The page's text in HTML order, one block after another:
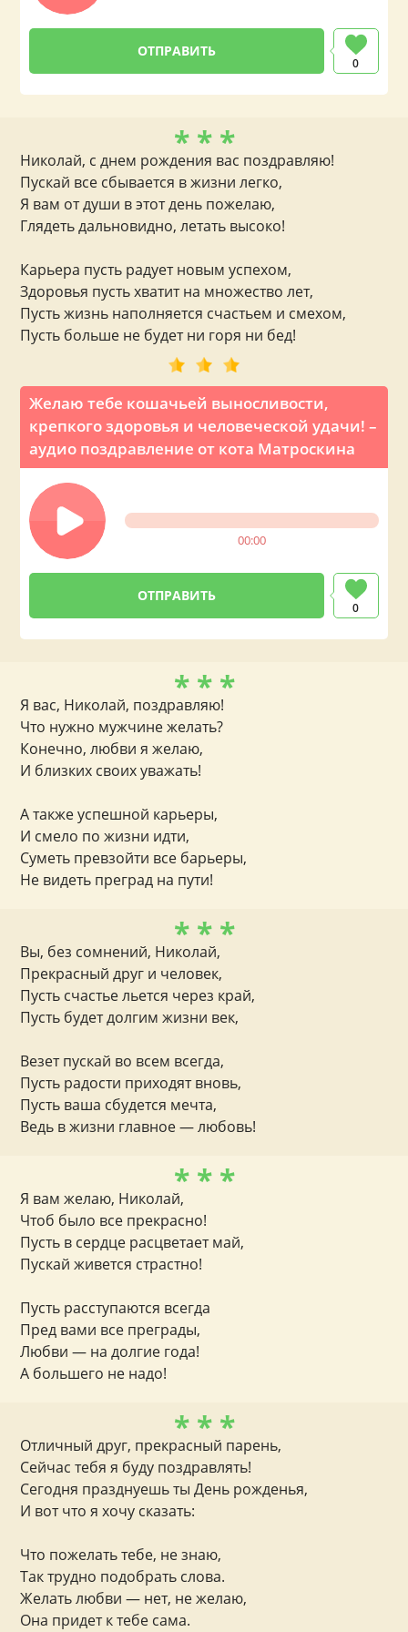
0
Желаю тебе кошачьей выносливости,
крепкого здоровья и человеческой удачи! –
аудио поздравление от кота Матроскина
00:00
0
* * *
Николай, с днем рождения вас поздравляю!
Пускай все сбывается в жизни легко,
Я вам от души в этот день пожелаю,
Глядеть дальновидно, летать высоко!
Карьера пусть радует новым успехом,
Здоровья пусть хватит на множество лет,
Пусть жизнь наполняется счастьем и смехом,
Пусть больше не будет ни горя ни бед!
* * *
Я вас, Николай, поздравляю!
Что нужно мужчине желать?
Конечно, любви я желаю,
И близких своих уважать!
А также успешной карьеры,
И смело по жизни идти,
Суметь превзойти все барьеры,
Не видеть преград на пути!
* * *
Вы, без сомнений, Николай,
Прекрасный друг и человек,
Пусть счастье льется через край,
Пусть будет долгим жизни век,
Везет пускай во всем всегда,
Пусть радости приходят вновь,
Пусть ваша сбудется мечта,
Ведь в жизни главное — любовь!
* * *
Я вам желаю, Николай,
Чтоб было все прекрасно!
Пусть в сердце расцветает май,
Пускай живется страстно!
Пусть расступаются всегда
Пред вами все преграды,
Любви — на долгие года!
А большего не надо!
* * *
Отличный друг, прекрасный парень,
Сейчас тебя я буду поздравлять!
Сегодня празднуешь ты День рожденья,
И вот что я хочу сказать:
Что пожелать тебе, не знаю,
Так трудно подобрать слова.
Желать любви — нет, не желаю,
Она придет к тебе сама.